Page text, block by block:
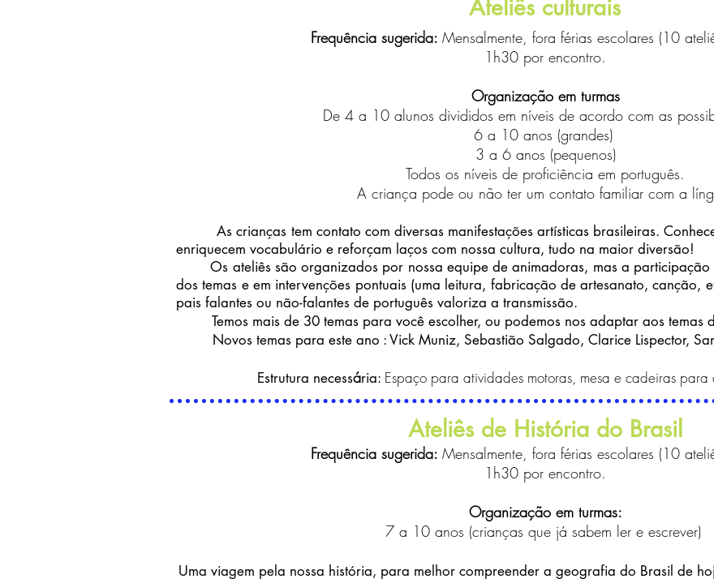
Ateliês culturais
Frequência sugerida: Mensalmente, fora férias escolares (10
1h30 por encontro.
Organização em turmas
De 4 a 10 alunos divididos em níveis de acordo com as
6 a 10 anos (grandes)
3 a 6 anos (pequenos)
Todos os níveis de proficiência em português.
A criança pode ou não ter um contato familiar com a l í
As crianças tem contato com diversas manifestações artísticas brasileiras.
enriquecem vocabulário e reforçam laços com nossa cultura, tudo na maior diversão!
Os ateliês são organizados por nossa equipe de animadoras, mas a participação
dos temas e em intervenções pontuais (uma leitura, fabricação de artesanato, canção,
pais falantes ou não-falantes de português valoriza a transmissão.
Temos mais de 30 temas para você escolher, ou podemos nos adaptar aos temas
Novos temas para este ano : Vick Muniz, Sebastião Salgado, Clarice Lispector,
Estrutura necessária: Espaço para atividades motoras, mesa e cadeiras para
Ateliês de História do Brasil
Frequência sugerida: Mensalmente, fora férias escolares (10
1h30 por encontro.
Organização em turmas:
7 a 10 anos (crianças que já sabem ler e escrever)
Uma viagem pela nossa história, para melhor compreender a geografia do Brasil de